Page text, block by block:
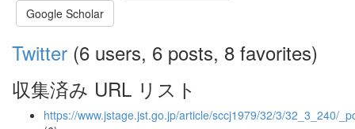
Google Scholar
Twitter (6 users, 6 posts, 8 favorites)
収集済み URL リスト
https://www.jstage.jst.go.jp/article/sccj1979/32/3/32_3_240/